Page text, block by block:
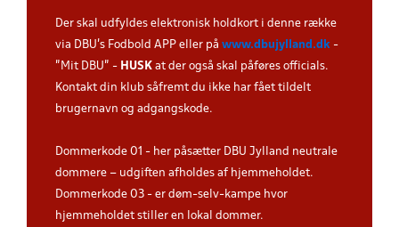
Der skal udfyldes elektronisk holdkort i denne række
via DBU's Fodbold APP eller på www.dbujylland.dk -
"Mit DBU" - HUSK at der også skal påføres officials.
Kontakt din klub såfremt du ikke har fået tildelt
brugernavn og adgangskode.
Dommerkode 01 - her påsætter DBU Jylland neutrale
dommere – udgiften afholdes af hjemmeholdet.
Dommerkode 03 - er døm-selv-kampe hvor
hjemmeholdet stiller en lokal dommer.